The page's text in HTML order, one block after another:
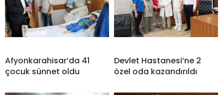
Afyonkarahisar’da 41
çocuk sünnet oldu
Devlet Hastanesi’ne 2
özel oda kazandırıldı